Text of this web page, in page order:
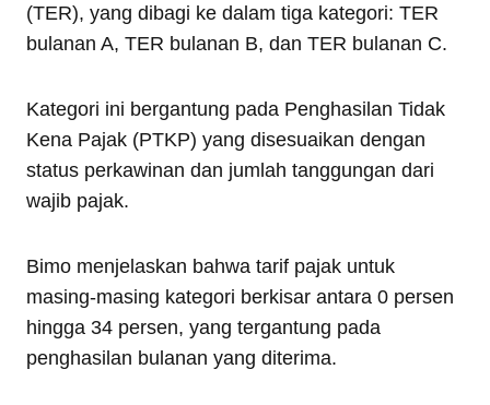
(TER), yang dibagi ke dalam tiga kategori: TER
bulanan A, TER bulanan B, dan TER bulanan C.
Kategori ini bergantung pada Penghasilan Tidak
Kena Pajak (PTKP) yang disesuaikan dengan
status perkawinan dan jumlah tanggungan dari
wajib pajak.
Bimo menjelaskan bahwa tarif pajak untuk
masing-masing kategori berkisar antara 0 persen
hingga 34 persen, yang tergantung pada
penghasilan bulanan yang diterima.